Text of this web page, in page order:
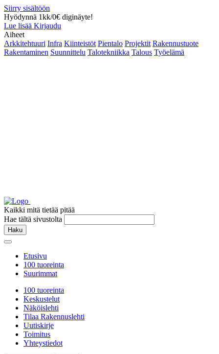
Siirry sisältöön
Hyödynnä 1kk/0€ diginäyte!
Lue lisää Kirjaudu
Aiheet
Arkkitehtuuri Infra Kiinteistöt Pientalo Projektit Rakennustuote
Rakentaminen Suunnittelu Talotekniikka Talous Työelämä
Kaikki mitä tietää pitää
Hae tältä sivustolta
Haku
Etusivu
100 tuoreinta
Suurimmat
100 tuoreinta
Keskustelut
Näköislehti
Tilaa Rakennuslehti
Uutiskirje
Toimitus
Yhteystiedot